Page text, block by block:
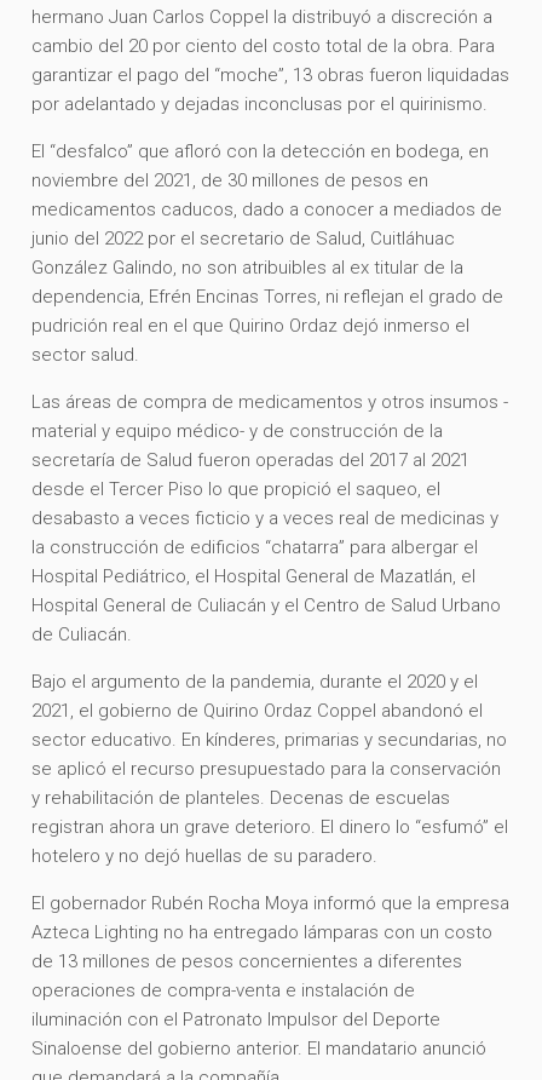
hermano Juan Carlos Coppel la distribuyó a discreción a
cambio del 20 por ciento del costo total de la obra. Para
garantizar el pago del “moche”, 13 obras fueron liquidadas
por adelantado y dejadas inconclusas por el quirinismo.
El “desfalco” que afloró con la detección en bodega, en
noviembre del 2021, de 30 millones de pesos en
medicamentos caducos, dado a conocer a mediados de
junio del 2022 por el secretario de Salud, Cuitláhuac
González Galindo, no son atribuibles al ex titular de la
dependencia, Efrén Encinas Torres, ni reflejan el grado de
pudrición real en el que Quirino Ordaz dejó inmerso el
sector salud.
Las áreas de compra de medicamentos y otros insumos -
material y equipo médico- y de construcción de la
secretaría de Salud fueron operadas del 2017 al 2021
desde el Tercer Piso lo que propició el saqueo, el
desabasto a veces ficticio y a veces real de medicinas y
la construcción de edificios “chatarra” para albergar el
Hospital Pediátrico, el Hospital General de Mazatlán, el
Hospital General de Culiacán y el Centro de Salud Urbano
de Culiacán.
Bajo el argumento de la pandemia, durante el 2020 y el
2021, el gobierno de Quirino Ordaz Coppel abandonó el
sector educativo. En kínderes, primarias y secundarias, no
se aplicó el recurso presupuestado para la conservación
y rehabilitación de planteles. Decenas de escuelas
registran ahora un grave deterioro. El dinero lo “esfumó” el
hotelero y no dejó huellas de su paradero.
El gobernador Rubén Rocha Moya informó que la empresa
Azteca Lighting no ha entregado lámparas con un costo
de 13 millones de pesos concernientes a diferentes
operaciones de compra-venta e instalación de
iluminación con el Patronato Impulsor del Deporte
Sinaloense del gobierno anterior. El mandatario anunció